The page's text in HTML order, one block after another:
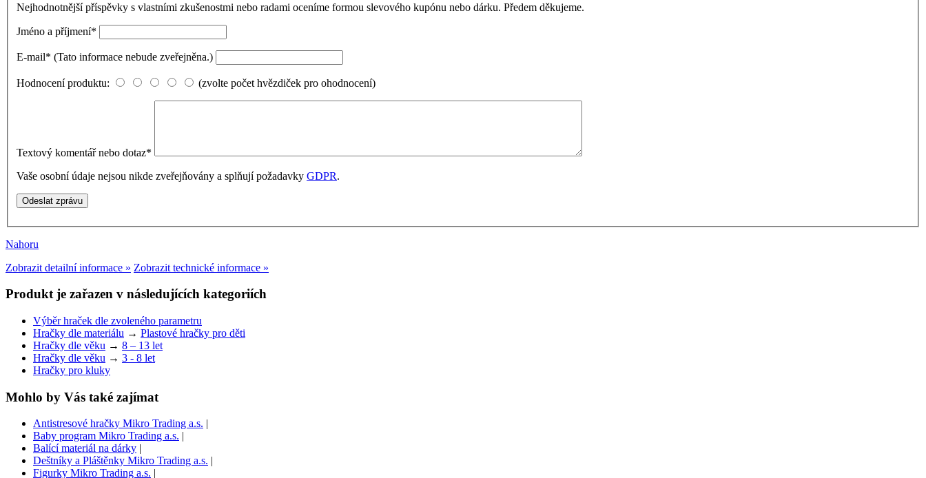
Nejhodnotnější příspěvky s vlastními zkušenostmi nebo radami oceníme formou slevového kupónu nebo dárku. Předem děkujeme.
Jméno a příjmení*
E-mail* (Tato informace nebude zveřejněna.)
Hodnocení produktu: (zvolte počet hvězdiček pro ohodnocení)
Textový komentář nebo dotaz*
Vaše osobní údaje nejsou nikde zveřejňovány a splňují požadavky GDPR.
Nahoru
Zobrazit detailní informace » Zobrazit technické informace »
Produkt je zařazen v následujících kategoriích
Výběr hraček dle zvoleného parametru
Hračky dle materiálu → Plastové hračky pro děti
Hračky dle věku → 8 – 13 let
Hračky dle věku → 3 - 8 let
Hračky pro kluky
Mohlo by Vás také zajímat
Antistresové hračky Mikro Trading a.s. |
Baby program Mikro Trading a.s. |
Balící materiál na dárky |
Deštníky a Pláštěnky Mikro Trading a.s. |
Figurky Mikro Trading a.s. |